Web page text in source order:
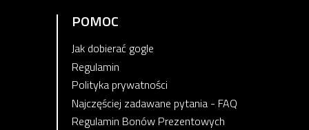
POMOC
Jak dobierać gogle
Regulamin
Polityka prywatności
Najczęściej zadawane pytania - FAQ
Regulamin Bonów Prezentowych